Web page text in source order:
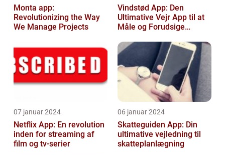
Monta app:
Revolutionizing the Way
We Manage Projects
Vindstød App: Den
Ultimative Vejr App til at
Måle og Forudsige
07 januar 2024
Netflix App: En revolution
inden for streaming af
film og tv-serier
06 januar 2024
Skatteguiden App: Din
ultimative vejledning til
skatteplanlægning